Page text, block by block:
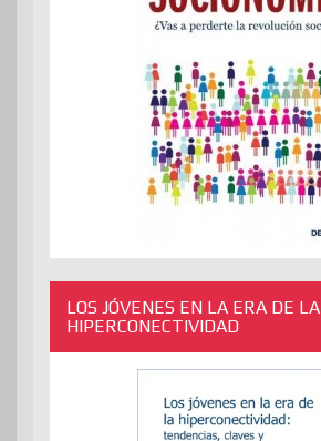
LOS JÓVENES EN LA ERA DE LA
HIPERCONECTIVIDAD